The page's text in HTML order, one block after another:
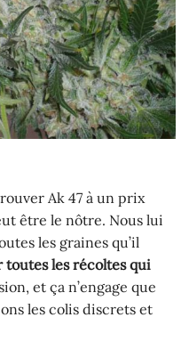
Ak 47 à un prix
être le nôtre. Nous lui
les graines qu’il
toutes les récoltes qui
et ça n’engage que
les colis discrets et